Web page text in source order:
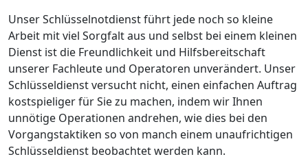
Unser Schlüsselnotdienst führt jede noch so kleine
Arbeit mit viel Sorgfalt aus und selbst bei einem kleinen
Dienst ist die Freundlichkeit und Hilfsbereitschaft
unserer Fachleute und Operatoren unverändert. Unser
Schlüsseldienst versucht nicht, einen einfachen Auftrag
kostspieliger für Sie zu machen, indem wir Ihnen
unnötige Operationen andrehen, wie dies bei den
Vorgangstaktiken so von manch einem unaufrichtigen
Schlüsseldienst beobachtet werden kann.